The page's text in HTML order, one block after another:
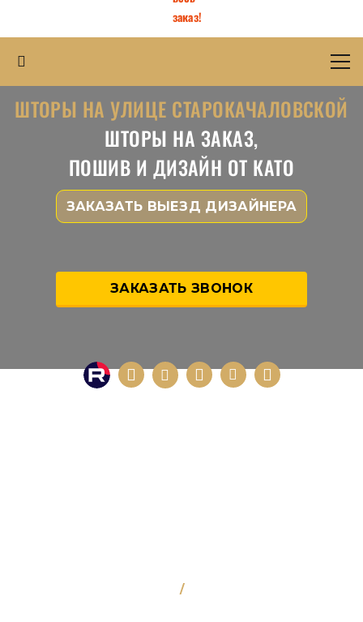
заказ!
ШТОРЫ НА УЛИЦЕ СТАРОКАЧАЛОВСКОЙ
ШТОРЫ НА ЗАКАЗ,
ПОШИВ И ДИЗАЙН ОТ КАТО
ЗАКАЗАТЬ ВЫЕЗД ДИЗАЙНЕРА
ЗАКАЗАТЬ ЗВОНОК
/